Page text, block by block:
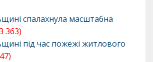
спалахнула масштабна
363)
під час пожежі житлового